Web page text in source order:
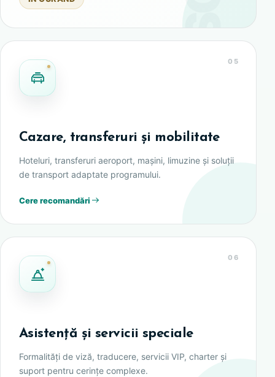
05
Cazare, transferuri și mobilitate
Hoteluri, transferuri aeroport, mașini, limuzine și soluții
de transport adaptate programului.
Cere recomandări
06
Asistență și servicii speciale
Formalități de viză, traducere, servicii VIP, charter și
suport pentru cerințe complexe.